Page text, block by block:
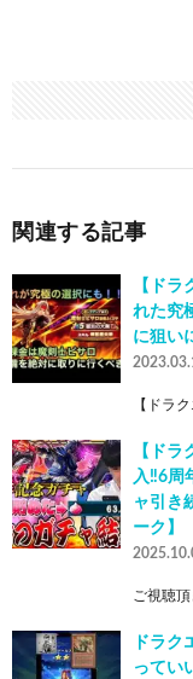
関連する記事
【ド
れた究
に狙い
【ドラ
【ド
入‼︎6周
ャ引き
ーク】
ご視聴
ドラク
ってい